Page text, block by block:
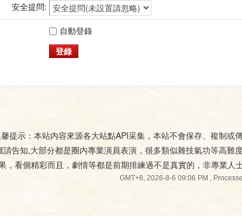
安全提問:
自動登錄
登錄
提示：本站内容來源各大站點API采集，本站不會保存、複制或
告知,大部分都是圈内專業演員表演，很多類似雜技氣功等高難
，看個精彩而且，劇情等都是前期排練過不是真實的，非專業人
GMT+8, 2026-8-6 09:06 PM,